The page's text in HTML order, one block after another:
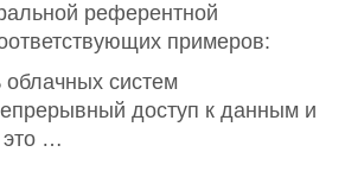
референтной
примеров:
облачных систем
доступ к данным и
это …